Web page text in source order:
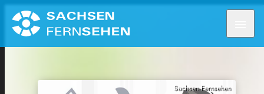
Sachsen Fernsehen